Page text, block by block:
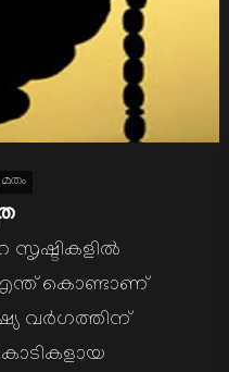
മതം
എന്ത് കൊണ്ടാണ്
വര്‍ഗത്തിന്